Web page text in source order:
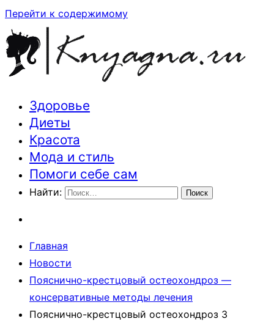
Перейти к содержимому
Траектория здоровья и красоты
Здоровье
Диеты
Красота
Мода и стиль
Помоги себе сам
Найти:
Главная
Новости
Пояснично-крестцовый остеохондроз —
консервативные методы лечения
Пояснично-крестцовый остеохондроз 3